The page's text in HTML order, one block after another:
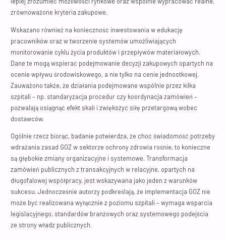
zrównoważone kryteria zakupowe.
Wskazano również na konieczność inwestowania w edukację
pracowników oraz w tworzenie systemów umożliwiających
monitorowanie cyklu życia produktów i przepływów materiałowych.
Dane te mogą wspierać podejmowanie decyzji zakupowych opartych na
ocenie wpływu środowiskowego, a nie tylko na cenie jednostkowej.
Zauważono także, że działania podejmowane wspólnie przez kilka
szpitali – np. standaryzacja procedur czy koordynacja zamówień –
pozwalają osiągnąć efekt skali i zwiększyć siłę przetargową wobec
dostawców.
Ogólnie rzecz biorąc, badanie potwierdza, że choć świadomość potrzeby
wdrażania zasad GOZ w sektorze ochrony zdrowia rośnie, to konieczne
są głębokie zmiany organizacyjne i systemowe. Transformacja
zamówień publicznych z transakcyjnych w relacyjne, opartych na
długofalowej współpracy, jest wskazywana jako jeden z warunków
sukcesu. Jednocześnie autorzy podkreślają, że implementacja GOZ nie
może być realizowana wyłącznie z poziomu szpitali – wymaga wsparcia
legislacyjnego, standardów branżowych oraz systemowego podejścia
ze strony władz publicznych.